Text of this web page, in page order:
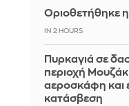
Οριοθετήθηκε
IN 2 HOURS
Πυρκαγιά σε
περιοχή
αεροσκάφη και
κατάσβεση